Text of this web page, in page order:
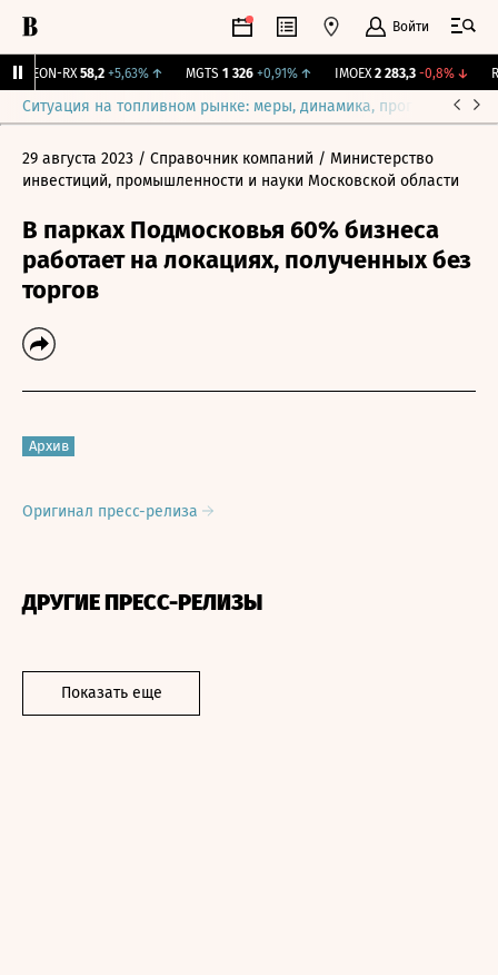
Войти
VEON-RX 58,2 +5,63%↑ MGTS 1 326 +0,91% ↑ IMOEX 2 283,3 -0,8%↓
Ситуация на топливном рынке: меры, динамика, прогнозы
29 августа 2023 / Справочник компаний / Министерство
инвестиций, промышленности и науки Московской области
В парках Подмосковья 60% бизнеса
работает на локациях, полученных без
торгов
Архив
Оригинал пресс-релиза
ДРУГИЕ ПРЕСС-РЕЛИЗЫ
Показать еще